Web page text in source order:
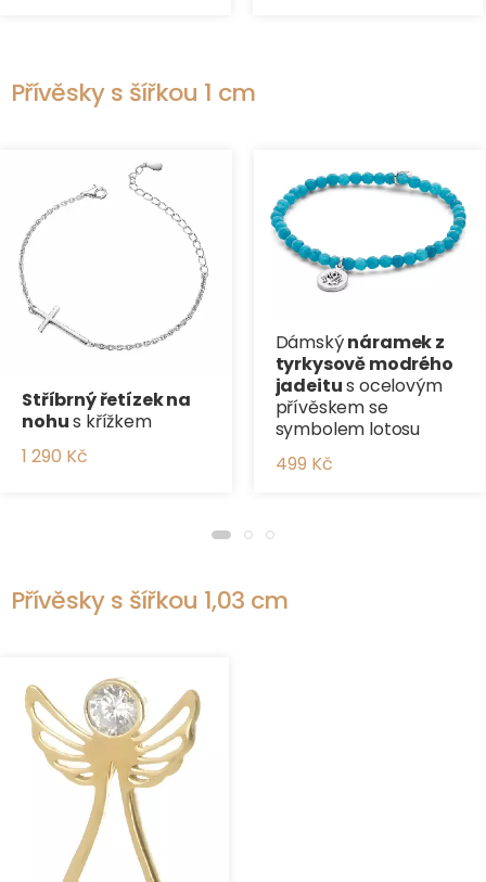
Přívěsky s šířkou 1 cm
Stříbrný řetízek na
nohus křížkem
1 290 Kč
Dámskýnáramek z
tyrkysově modrého
jadeitus ocelovým
přívěskem se
symbolem lotosu
499 Kč
Přívěsky s šířkou 1,03 cm